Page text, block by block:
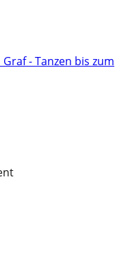
Graf - Tanzen bis zum